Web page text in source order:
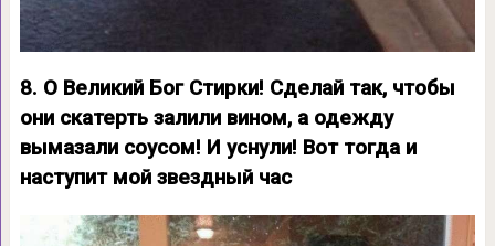
8. О Великий Бог Стирки! Сделай так, чтобы
они скатерть залили вином, а одежду
вымазали соусом! И уснули! Вот тогда и
наступит мой звездный час